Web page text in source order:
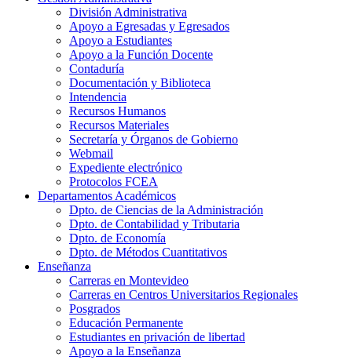
División Administrativa
Apoyo a Egresadas y Egresados
Apoyo a Estudiantes
Apoyo a la Función Docente
Contaduría
Documentación y Biblioteca
Intendencia
Recursos Humanos
Recursos Materiales
Secretaría y Órganos de Gobierno
Webmail
Expediente electrónico
Protocolos FCEA
Departamentos Académicos
Dpto. de Ciencias de la Administración
Dpto. de Contabilidad y Tributaria
Dpto. de Economía
Dpto. de Métodos Cuantitativos
Enseñanza
Carreras en Montevideo
Carreras en Centros Universitarios Regionales
Posgrados
Educación Permanente
Estudiantes en privación de libertad
Apoyo a la Enseñanza